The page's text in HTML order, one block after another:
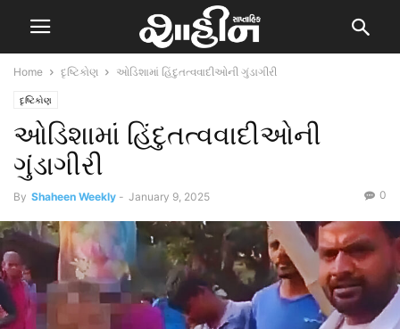
Home દૃષ્ટિકોણ ઓડિશામાં હિંદુતત્વવાદીઓની ગુંડાગીરી
દૃષ્ટિકોણ
ઓડિશામાં હિંદુતત્વવાદીઓની
ગુંડાગીરી
By Shaheen Weekly - January 9, 2025 0